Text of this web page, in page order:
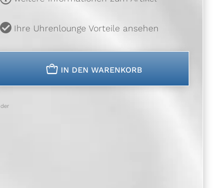
Ihre Uhrenlounge Vorteile ansehen
n IN DEN WARENKORB